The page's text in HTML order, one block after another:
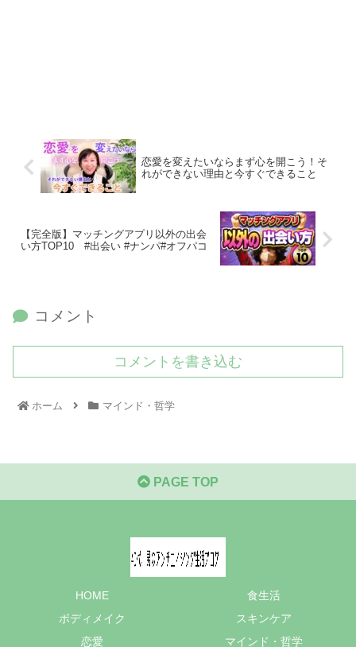
恋愛を変えたいならまず心を開こう！そ
れができない理由と今すぐできること
【完全版】マッチングアプリ以外の出会
い方TOP10 #出会い #ナンパ#オフパコ
コメント
コメントを書き込む
ホーム マインド・哲学
PAGE TOP
HOME
食生活
ボディメイク
スキンケア
恋愛
マインド・哲学